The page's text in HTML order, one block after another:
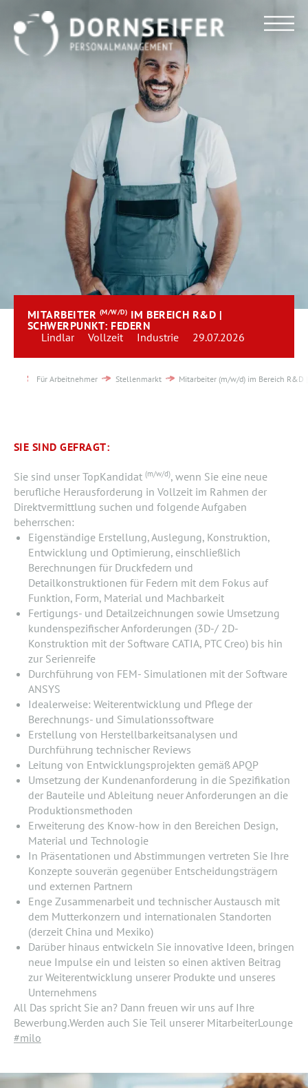
MITARBEITER (M/W/D) IM BEREICH R&D |
SCHWERPUNKT: FEDERN
Lindlar
Vollzeit Industrie 29.07.2026
Für Arbeitnehmer Stellenmarkt Mitarbeiter (m/w/d) im Bereich R&D
SIE SIND GEFRAGT:
Sie sind unser TopKandidat (m/w/d), wenn Sie eine neue
berufliche Herausforderung in Vollzeit im Rahmen der
Direktvermittlung suchen und folgende Aufgaben
beherrschen:
Eigenständige Erstellung, Auslegung, Konstruktion,
Entwicklung und Optimierung, einschließlich
Berechnungen für Druckfedern und
Detailkonstruktionen für Federn mit dem Fokus auf
Funktion, Form, Material und Machbarkeit
Fertigungs- und Detailzeichnungen sowie Umsetzung
kundenspezifischer Anforderungen (3D-/ 2D-
Konstruktion mit der Software CATIA, PTC Creo) bis hin
zur Serienreife
Durchführung von FEM- Simulationen mit der Software
ANSYS
Idealerweise: Weiterentwicklung und Pflege der
Berechnungs- und Simulationssoftware
Erstellung von Herstellbarkeitsanalysen und
Durchführung technischer Reviews
Leitung von Entwicklungsprojekten gemäß APQP
Umsetzung der Kundenanforderung in die Spezifikation
der Bauteile und Ableitung neuer Anforderungen an die
Produktionsmethoden
Erweiterung des Know-how in den Bereichen Design,
Material und Technologie
In Präsentationen und Abstimmungen vertreten Sie Ihre
Konzepte souverän gegenüber Entscheidungsträgern
und externen Partnern
Enge Zusammenarbeit und technischer Austausch mit
dem Mutterkonzern und internationalen Standorten
(derzeit China und Mexiko)
Darüber hinaus entwickeln Sie innovative Ideen, bringen
neue Impulse ein und leisten so einen aktiven Beitrag
zur Weiterentwicklung unserer Produkte und unseres
Unternehmens
All Das spricht Sie an? Dann freuen wir uns auf Ihre
Bewerbung.Werden auch Sie Teil unserer MitarbeiterLounge
#milo
Für Arbeitnehmer
Für Unternehmen
Dornseifer DNA
Referenzen
Stellenmarkt
Blog
Team
Kontakt